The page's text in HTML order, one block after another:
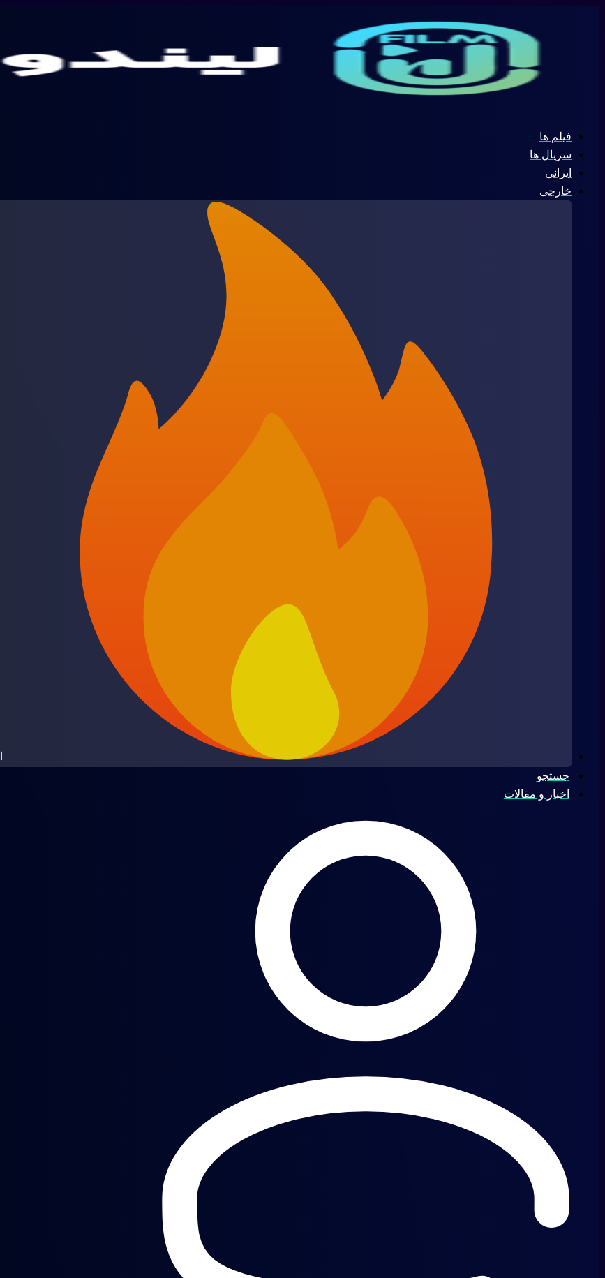
فیلم ها
سریال ها
ایرانی
خارجی
جستجو
اخبار و مقالات